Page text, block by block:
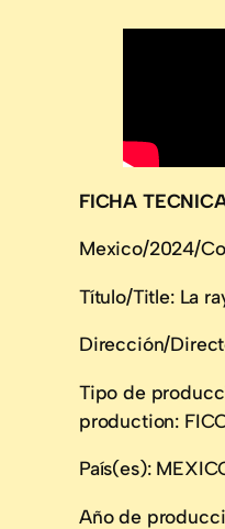
FICHA
Mexico/2024/
Título/Title: La
Dirección/
Tipo de
production:
País(es):
Año de